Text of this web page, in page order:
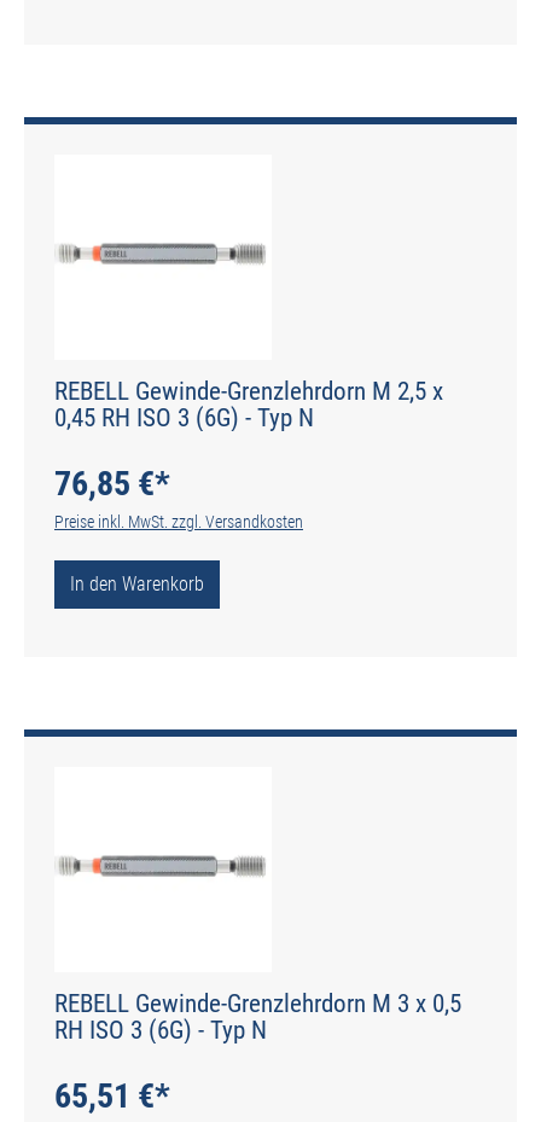
REBELL Gewinde-Grenzlehrdorn M 2,5 x
0,45 RH ISO 3 (6G) - Typ N
76,85 €*
Preise inkl. MwSt. zzgl. Versandkosten
In den Warenkorb
REBELL Gewinde-Grenzlehrdorn M 3 x 0,5
RH ISO 3 (6G) - Typ N
65,51 €*